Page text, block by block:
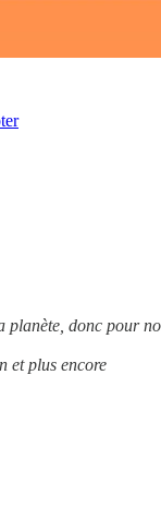
donc pour
et plus encore